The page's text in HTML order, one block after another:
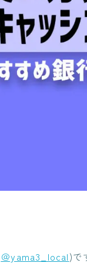
＠yama3_local)で